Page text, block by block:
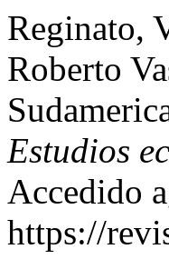
Reginato,
Roberto
Estudios
Accedido
https://